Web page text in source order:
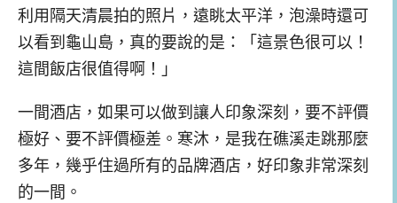
利用隔天清晨拍的照片，遠眺太平洋，泡澡時還可
以看到龜山島，真的要說的是：「這景色很可以！
這間飯店很值得啊！」
一間酒店，如果可以做到讓人印象深刻，要不評價
極好、要不評價極差。寒沐，是我在礁溪走跳那麼
多年，幾乎住過所有的品牌酒店，好印象非常深刻
的一間。